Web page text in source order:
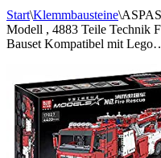
Start\Klemmbausteine\
Modell , 4883 Teile Technik
Bauset Kompatibel mit